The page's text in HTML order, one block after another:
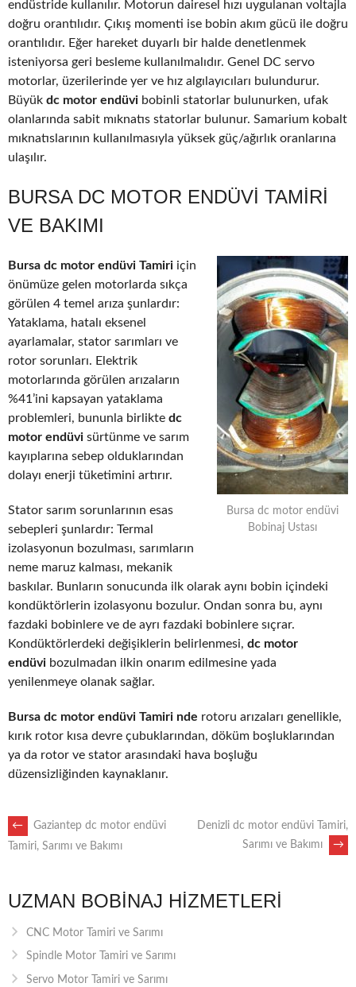
endüstride kullanılır. Motorun dairesel hızı uygulanan voltajla
doğru orantılıdır. Çıkış momenti ise bobin akım gücü ile doğru
orantılıdır. Eğer hareket duyarlı bir halde denetlenmek
isteniyorsa geri besleme kullanılmalıdır. Genel DC servo
motorlar, üzerilerinde yer ve hız algılayıcıları bulundurur.
Büyük dc motor endüvi bobinli statorlar bulunurken, ufak
olanlarında sabit mıknatıs statorlar bulunur. Samarium kobalt
mıknatıslarının kullanılmasıyla yüksek güç/ağırlık oranlarına
ulaşılır.
BURSA DC MOTOR ENDÜVI TAMIRI
VE BAKIMI
Bursa dc motor endüvi
Bobinaj Ustası
Bursa dc motor endüvi Tamiri için
önümüze gelen motorlarda sıkça
görülen 4 temel arıza şunlardır:
Yataklama, hatalı eksenel
ayarlamalar, stator sarımları ve
rotor sorunları. Elektrik
motorlarında görülen arızaların
%41’ini kapsayan yataklama
problemleri, bununla birlikte dc
motor endüvi sürtünme ve sarım
kayıplarına sebep olduklarından
dolayı enerji tüketimini artırır.
Stator sarım sorunlarının esas
sebepleri şunlardır: Termal
izolasyonun bozulması, sarımların
neme maruz kalması, mekanik
baskılar. Bunların sonucunda ilk olarak aynı bobin içindeki
kondüktörlerin izolasyonu bozulur. Ondan sonra bu, aynı
fazdaki bobinlere ve de ayrı fazdaki bobinlere sıçrar.
Kondüktörlerdeki değişiklerin belirlenmesi, dc motor
endüvi bozulmadan ilkin onarım edilmesine yada
yenilenmeye olanak sağlar.
Bursa dc motor endüvi Tamiri nde rotoru arızaları genellikle,
kırık rotor kısa devre çubuklarından, döküm boşluklarından
ya da rotor ve stator arasındaki hava boşluğu
düzensizliğinden kaynaklanır.
POST
←
Gaziantep dc motor endüvi
Tamiri, Sarımı ve Bakımı
Denizli dc motor endüvi Tamiri,
Sarımı ve Bakımı
→
UZMAN BOBINAJ HIZMETLERI
CNC Motor Tamiri ve Sarımı
Spindle Motor Tamiri ve Sarımı
Servo Motor Tamiri ve Sarımı